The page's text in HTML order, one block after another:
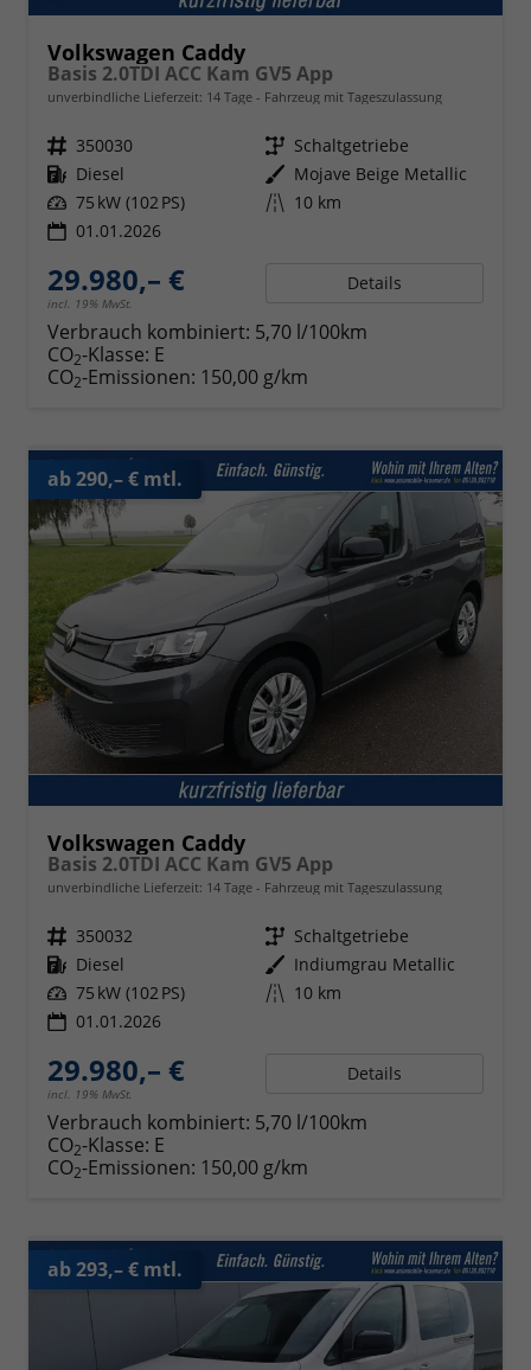
Volkswagen Caddy
Basis 2.0TDI ACC Kam GV5 App
unverbindliche Lieferzeit: 14 Tage Fahrzeug mit Tageszulassung
Fahrzeugnr. 350030 Getriebe Schaltgetriebe
Kraftstoff Diesel Außenfarbe Mojave Beige Metallic
Leistung 75 kW (102 PS) Kilometerstand 10 km
01.01.2026
29.980,– €
incl. 19% MwSt.
Details
Verbrauch kombiniert: 5,70 l/100km
CO2-Klasse: E
CO2-Emissionen: 150,00 g/km
ab 290,– € mtl.
Volkswagen Caddy
Basis 2.0TDI ACC Kam GV5 App
unverbindliche Lieferzeit: 14 Tage Fahrzeug mit Tageszulassung
Fahrzeugnr. 350032 Getriebe Schaltgetriebe
Kraftstoff Diesel Außenfarbe Indiumgrau Metallic
Leistung 75 kW (102 PS) Kilometerstand 10 km
01.01.2026
29.980,– €
incl. 19% MwSt.
Details
Verbrauch kombiniert: 5,70 l/100km
CO2-Klasse: E
CO2-Emissionen: 150,00 g/km
ab 293,– € mtl.